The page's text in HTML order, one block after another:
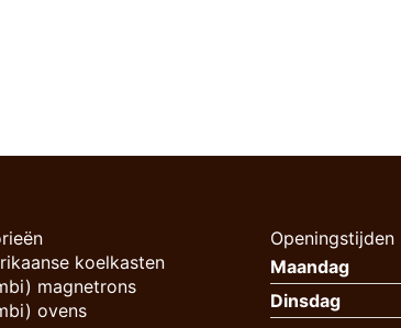
koelkasten
magnetrons
ovens
Openingstijden
Maandag
Dinsdag